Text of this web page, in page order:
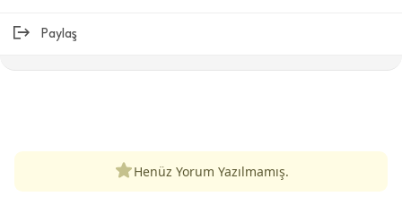
Paylaş
Henüz Yorum Yazılmamış.